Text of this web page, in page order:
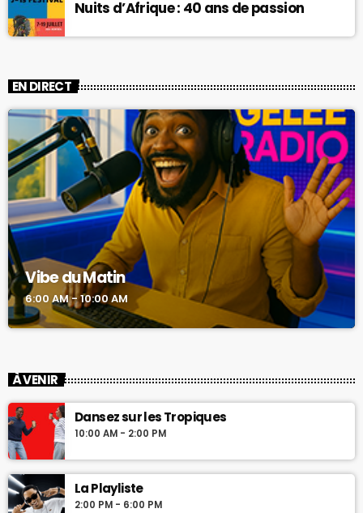
Nuits d’Afrique : 40 ans de passion
EN DIRECT
Vibe du Matin
6:00 AM - 10:00 AM
À VENIR
Dansez sur les Tropiques
10:00 AM - 2:00 PM
La Playliste
2:00 PM - 6:00 PM